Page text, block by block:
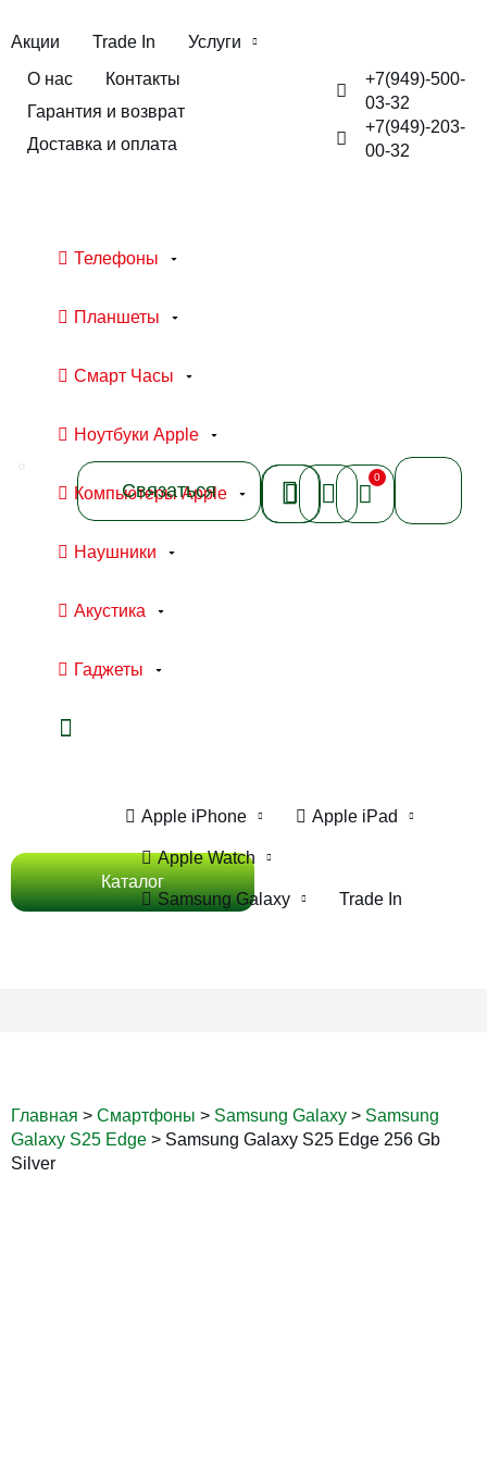
Акции Trade In
Услуги
О нас
Контакты
Гарантия и возврат
Доставка и оплата
+7(949)-500-
03-32
+7(949)-203-
00-32
Телефоны
Планшеты
Смарт Часы
Ноутбуки Apple
Компьютеры Apple
Наушники
Акустика
Гаджеты
Связаться
0
Каталог
Apple iPhone Apple iPad
Apple Watch
Samsung Galaxy Trade In
Главная > Смартфоны > Samsung Galaxy > Samsung
Galaxy S25 Edge > Samsung Galaxy S25 Edge 256 Gb
Silver